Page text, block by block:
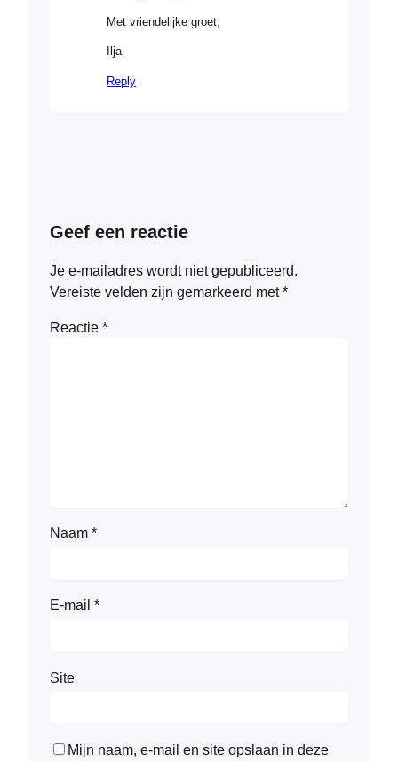
Met vriendelijke groet,
Ilja
Reply
Geef een reactie
Je e-mailadres wordt niet gepubliceerd.
Vereiste velden zijn gemarkeerd met*
Reactie *
Naam *
E-mail *
Site
Mijn naam, e-mail en site opslaan in deze